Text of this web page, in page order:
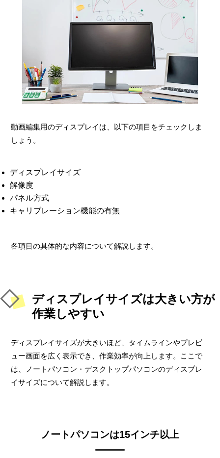
動画編集用のディスプレイは、以下の項目をチェックしま
しょう。
ディスプレイサイズ
解像度
パネル方式
キャリブレーション機能の有無
各項目の具体的な内容について解説します。
ディスプレイサイズは大きい方が
作業しやすい
ディスプレイサイズが大きいほど、タイムラインやプレビ
ュー画面を広く表示でき、作業効率が向上します。ここで
は、ノートパソコン・デスクトップパソコンのディスプレ
イサイズについて解説します。
ノートパソコンは15インチ以上